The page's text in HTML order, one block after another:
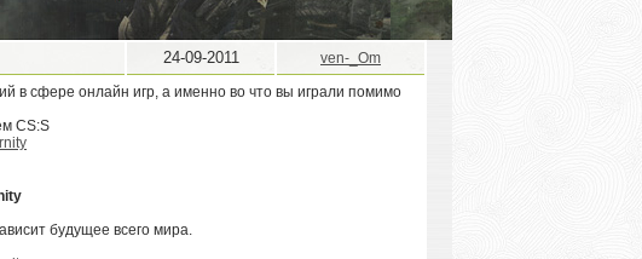
24-09-2011
ven-_Om
в сфере онлайн игр, а именно во что вы играли помимо
CS:S
будущее всего мира.